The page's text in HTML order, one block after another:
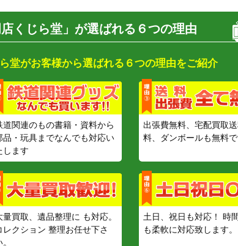
店くじら堂」が選ばれる６つの理由
堂がお客様から選ばれる６つの理由をご紹介
道関連のもの書籍・資料から
品・玩具までなんでも対応い
します
出張費無料、宅配買取
料、ダンボールも無料で
量買取、遺品整理に も対応。
レクション 整理お任せ下さ
土日、祝日も対応！ 時
も柔軟に対応致します。